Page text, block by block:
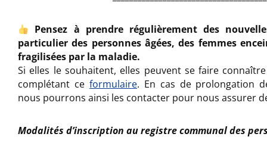
Pensez à prendre régulièrement des
particulier des personnes âgées, des femmes
fragilisées par la maladie.
Si elles le souhaitent, elles peuvent se faire
complétant ce formulaire. En cas de prolongation
nous pourrons ainsi les contacter pour nous assurer
Modalités d’inscription au registre communal des